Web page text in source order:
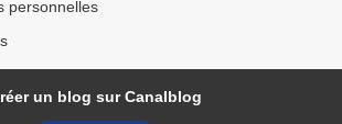
personnelles
un blog sur Canalblog